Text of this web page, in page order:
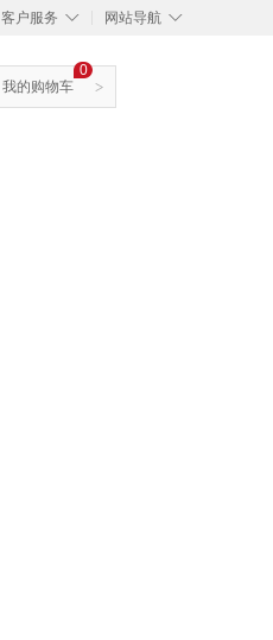
◇
客户服务 ◇
网站导航
>
0
我的购物车